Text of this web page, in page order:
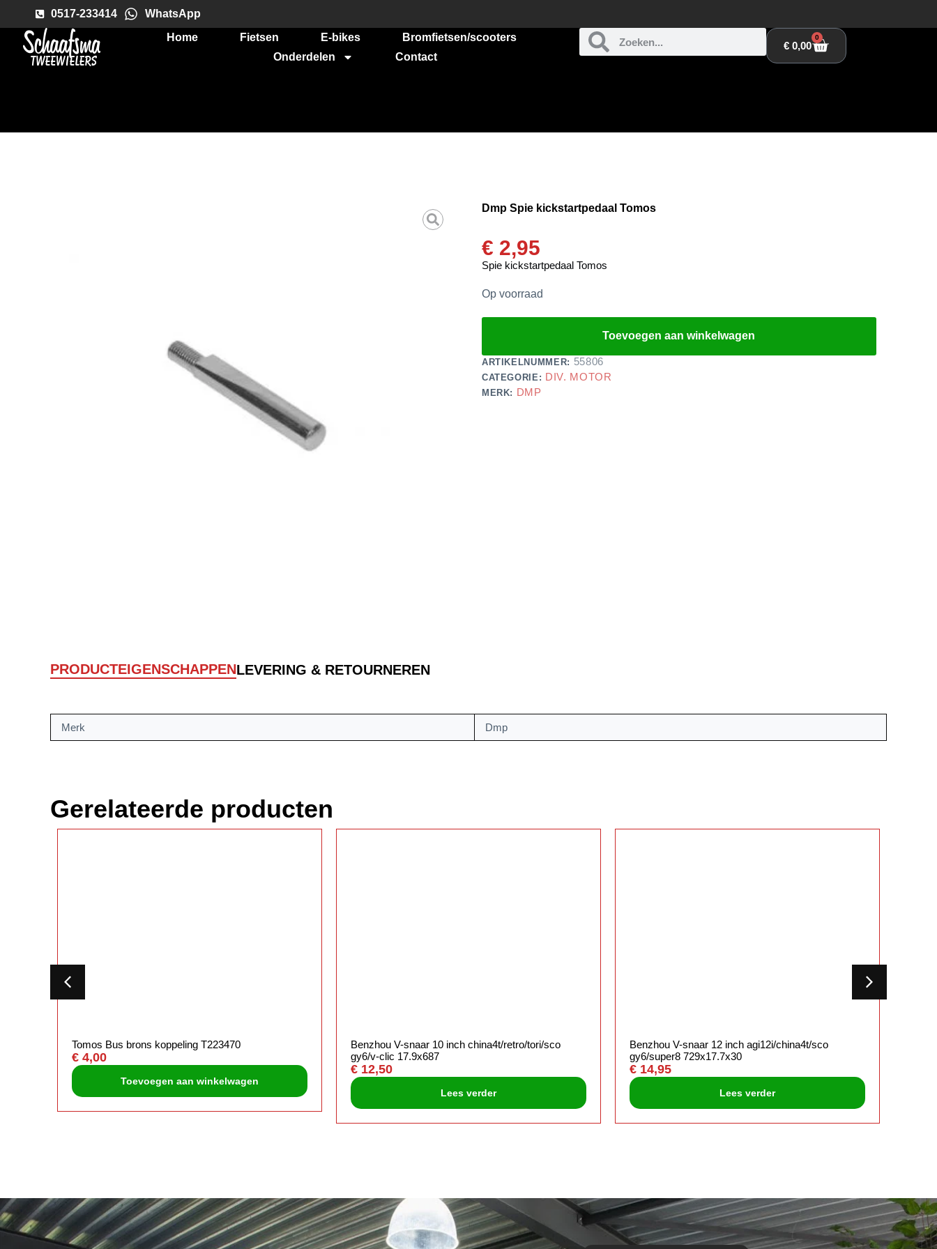
0517-233414
WhatsApp
Home
Fietsen E-bikes
Bromfietsen/scooters
Onderdelen
Contact
€0,00
0
Dmp Spie kickstartpedaal Tomos
€ 2,95
Spie kickstartpedaal Tomos
Op voorraad
Toevoegen aan winkelwagen
ARTIKELNUMMER: 55806
CATEGORIE: DIV. MOTOR
MERK: DMP
PRODUCTEIGENSCHAPPENLEVERING & RETOURNEREN
Merk Dmp
Gerelateerde producten
Tomos Bus brons koppeling T223470
€ 4,00
Toevoegen aan winkelwagen
Benzhou V-snaar 10 inch china4t/retro/tori/sco
gy6/v-clic 17.9x687
€ 12,50
Lees verder
Benzhou V-snaar 12 inch agi12i/china4t/sco
gy6/super8 729x17.7x30
€ 14,95
Lees verder